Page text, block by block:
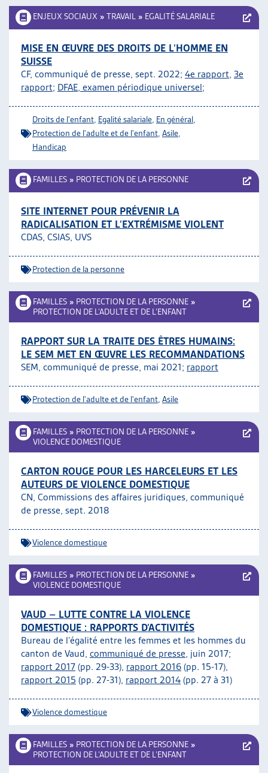
ENJEUX SOCIAUX » TRAVAIL » EGALITÉ SALARIALE
MISE EN ŒUVRE DES DROITS DE L’HOMME EN
SUISSE
CF, communiqué de presse, sept. 2022; 4e rapport, 3e
rapport; DFAE, examen périodique universel;
Droits de l'enfant Egalité salariale En général
Protection de l'adulte et de l'enfant Asile
Handicap
FAMILLES » PROTECTION DE LA PERSONNE
SITE INTERNET POUR PRÉVENIR LA
RADICALISATION ET L’EXTRÉMISME VIOLENT
CDAS, CSIAS, UVS
Protection de la personne
FAMILLES » PROTECTION DE LA PERSONNE »
PROTECTION DE L’ADULTE ET DE L’ENFANT
RAPPORT SUR LA TRAITE DES ÊTRES HUMAINS:
LE SEM MET EN ŒUVRE LES RECOMMANDATIONS
SEM, communiqué de presse, mai 2021; rapport
Protection de l'adulte et de l'enfant Asile
FAMILLES » PROTECTION DE LA PERSONNE »
VIOLENCE DOMESTIQUE
CARTON ROUGE POUR LES HARCELEURS ET LES
AUTEURS DE VIOLENCE DOMESTIQUE
CN, Commissions des affaires juridiques, communiqué
de presse, sept. 2018
Violence domestique
FAMILLES » PROTECTION DE LA PERSONNE »
VIOLENCE DOMESTIQUE
VAUD – LUTTE CONTRE LA VIOLENCE
DOMESTIQUE : RAPPORTS D’ACTIVITÉS
Bureau de l’égalité entre les femmes et les hommes du
canton de Vaud, communiqué de presse, juin 2017;
rapport 2017 (pp. 29-33), rapport 2016 (pp. 15-17),
rapport 2015 (pp. 27-31), rapport 2014 (pp. 27 à 31)
Violence domestique
FAMILLES » PROTECTION DE LA PERSONNE »
PROTECTION DE L’ADULTE ET DE L’ENFANT